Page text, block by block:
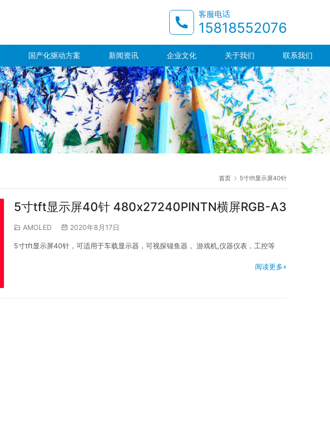
客服电话
15818552076
国产化驱动方案 新闻资讯 企业文化 关于我们 联系我们
首页 5寸tft显示屏40针
5寸tft显示屏40针 480x27240PINTN横屏RGB-A3
AMOLED 2020年8月17日
5寸tft显示屏40针，可适用于车载显示器，可视探锚鱼器， 游戏机,仪器仪表，工控等
阅读更多»